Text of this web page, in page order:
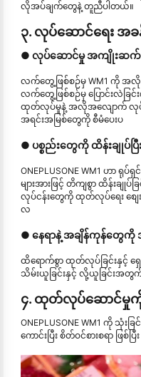
လိုအပ်ချက်တွေနဲ့ တူညီပါတယ်။
၃. လုပ်ဆောင်ရေး အခန့်
● လုပ်ဆောင်မှု အကျိုးဆက်မ
လက်တွေ့ဖြစ်စဉ်မှ WM1 ကို အ
လက်တွေ့ဖြစ်စဉ်မှ ပြောင်းလဲခ
ထုတ်လုပ်မှုနဲ့ အလိုအလျောက် လုပ်င
အရင်းအမြစ်တွေကို စီမံပေးပ
● ပစ္စည်းတွေကို ထိန်းချုပ်ပြီ
ONEPLUSONE WM1 ဟာ ရု
များအားဖြင့် တိကျစွာ ထိန်းချု
လုပ်ငန်းတွေကို ထုတ်လုပ်ရေး စျေ
လ
● နေရာနဲ့ အချိန်ကုန်တွေကို
ထိရောက်စွာ ထုတ်လုပ်ခြင်းနှင့် ရှေ
သိမ်းယူခြင်းနှင့် လို့ယူခြင်းအ
၄. ထုတ်လုပ်ဆောင်မှုကို
ONEPLUSONE WM1 ကို သုံ
ကောင်းပြီး စိတ်ဝင်စားစရာ ဖြစ်ပ